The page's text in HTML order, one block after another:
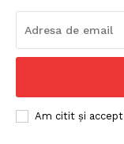
Am citit și accept